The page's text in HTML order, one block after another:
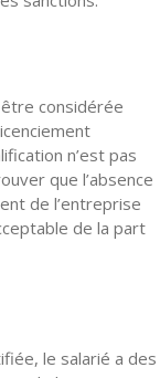
considérée
n’est pas
que l’absence
de l’entreprise
de la part
le salarié a des